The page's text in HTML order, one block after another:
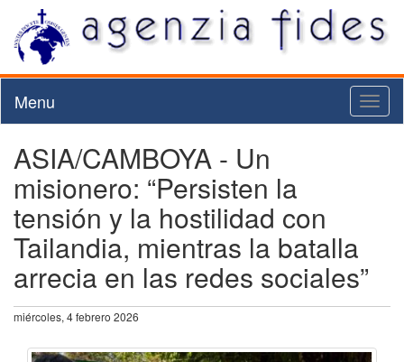
Menu
ASIA/CAMBOYA - Un
misionero: “Persisten la
tensión y la hostilidad con
Tailandia, mientras la batalla
arrecia en las redes sociales”
miércoles, 4 febrero 2026